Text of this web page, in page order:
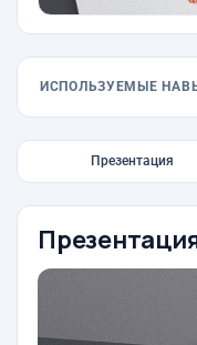
ИСПОЛЬЗУЕМЫЕ
Презентация